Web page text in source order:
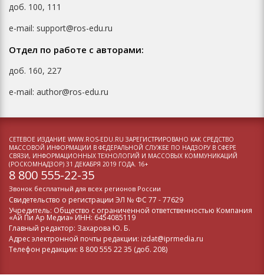
доб. 100, 111
e-mail: support@ros-edu.ru
Отдел по работе с авторами:
доб. 160, 227
e-mail: author@ros-edu.ru
СЕТЕВОЕ ИЗДАНИЕ WWW.ROS-EDU.RU ЗАРЕГИСТРИРОВАНО КАК СРЕДСТВО
МАССОВОЙ ИНФОРМАЦИИ В ФЕДЕРАЛЬНОЙ СЛУЖБЕ ПО НАДЗОРУ В СФЕРЕ
СВЯЗИ, ИНФОРМАЦИОННЫХ ТЕХНОЛОГИЙ И МАССОВЫХ КОММУНИКАЦИЙ
(РОСКОМНАДЗОР) 31 ДЕКАБРЯ 2019 ГОДА. 16+
8 800 555-22-35
Звонок бесплатный для всех регионов России
Свидетельство о регистрации ЭЛ № ФС 77 - 77629
Учредитель: Общество с ограниченной ответственностью Компания
«Ай Пи Ар Медиа» ИНН: 6454085119
Главный редактор: Захарова Ю. Б.
Адрес электронной почты редакции: izdat@iprmedia.ru
Телефон редакции: 8 800 555 22 35 (доб. 208)